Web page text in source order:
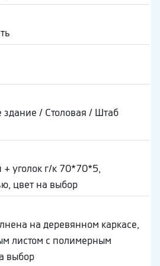
/ Столовая / Штаб
уголок г/к 70*70*5,
цвет на выбор
на деревянном каркасе,
листом с полимерным
выбор